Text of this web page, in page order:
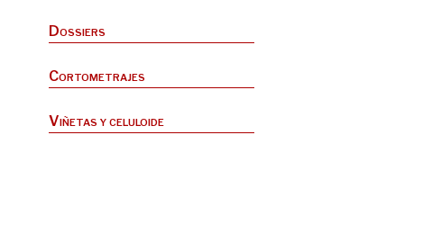
Dossiers
Cortometrajes
Viñetas y celuloide